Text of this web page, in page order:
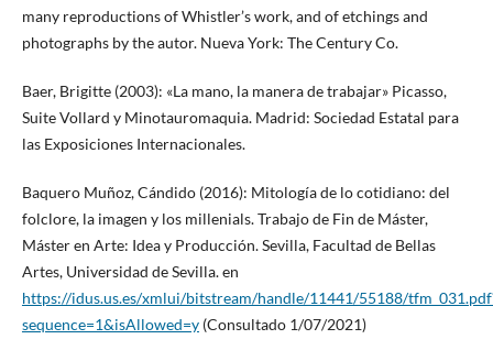
many reproductions of Whistler’s work, and of etchings and
photographs by the autor. Nueva York: The Century Co.
Baer, Brigitte (2003): «La mano, la manera de trabajar» Picasso,
Suite Vollard y Minotauromaquia. Madrid: Sociedad Estatal para
las Exposiciones Internacionales.
Baquero Muñoz, Cándido (2016): Mitología de lo cotidiano: del
folclore, la imagen y los millenials. Trabajo de Fin de Máster,
Máster en Arte: Idea y Producción. Sevilla, Facultad de Bellas
Artes, Universidad de Sevilla. en
https://idus.us.es/xmlui/bitstream/handle/11441/55188/
sequence=1&isAllowed=y(Consultado 1/07/2021)